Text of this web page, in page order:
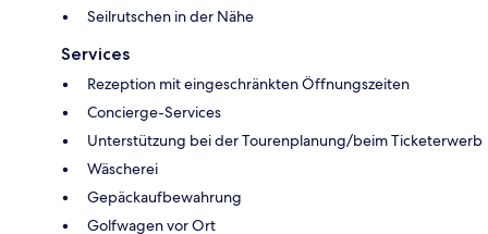
Seilrutschen in der Nähe
Services
Rezeption mit eingeschränkten Öffnungszeiten
Concierge-Services
Unterstützung bei der Tourenplanung/beim Ticketerwerb
Wäscherei
Gepäckaufbewahrung
Golfwagen vor Ort